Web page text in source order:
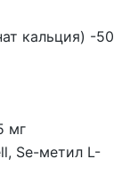
кальция) -50
мг
Se-метил L-